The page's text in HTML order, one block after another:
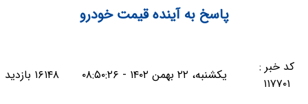
پاسخ به آینده قیمت خودرو
کد خبر :
۱۱۷۷۰۱
یکشنبه، ۲۲ بهمن ۱۴۰۲ - ۰۸:۵۰:۲۶ ۱۶۱۴۸ بازدید